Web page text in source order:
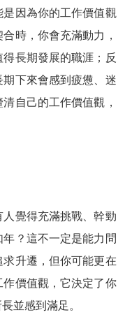
因為你的工作價值觀
時，你會充滿動力，
長期發展的職涯；反
下來會感到疲憊、迷
自己的工作價值觀，
覺得充滿挑戰、幹勁
？這不一定是能力問
升遷，但你可能更在
價值觀，它決定了你
並感到滿足。